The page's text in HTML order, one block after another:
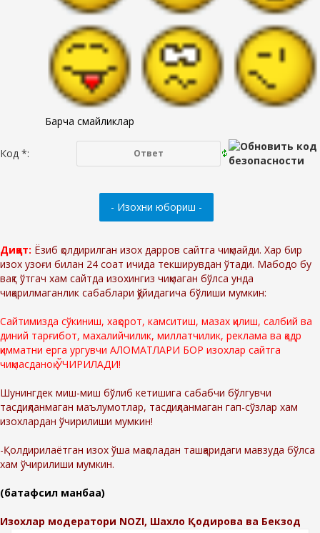
Барча смайликлар
Код *:
Диққат: Ёзиб қолдирилган изох дарров сайтга чиқмайди. Хар бир
изох узоғи билан 24 соат ичида текширувдан ўтади. Мабодо бу
вақт ўтгач хам сайтда изохингиз чиқмаган бўлса унда
чиқарилмаганлик сабаблари қўйидагича бўлиши мумкин:
Сайтимизда сўкиниш, хақорот, камситиш, мазах қилиш, салбий ва
диний тарғибот, махалийчилик, миллатчилик, реклама ва қадр
қимматни ерга ургувчи АЛОМАТЛАРИ БОР изохлар сайтга
чиқмасданоқ ЎЧИРИЛАДИ!
Шунингдек миш-миш бўлиб кетишига сабабчи бўлгувчи
тасдиқланмаган маълумотлар, тасдиқланмаган гап-сўзлар хам
изохлардан ўчирилиши мумкин!
-Қолдирилаётган изох ўша мақоладан ташқаридаги мавзуда бўлса
хам ўчирилиши мумкин.
(батафсил манбаа)
Изохлар модератори NOZI, Шахло Қодирова ва Бекзод